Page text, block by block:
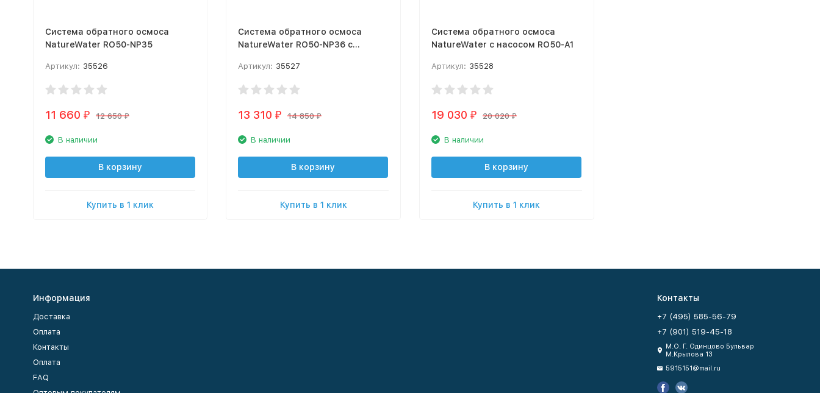
Система обратного осмоса
NatureWater RO50-NP35
Артикул: 35526
11 660 ₽ 12 650 ₽
В наличии
В корзину
Купить в 1 клик
Система обратного осмоса
NatureWater RO50-NP36 с
Артикул: 35527
13 310 ₽ 14 850 ₽
В наличии
В корзину
Купить в 1 клик
Система обратного осмоса
NatureWater с насосом RO50-A1
Артикул: 35528
19 030 ₽ 20 020 ₽
В наличии
В корзину
Купить в 1 клик
Информация
Доставка
Оплата
Контакты
Оплата
FAQ
Контакты
+7 (495) 585-56-79
+7 (901) 519-45-18
М.О. Г. Одинцово Бульвар
М.Крылова 13
5915151@mail.ru